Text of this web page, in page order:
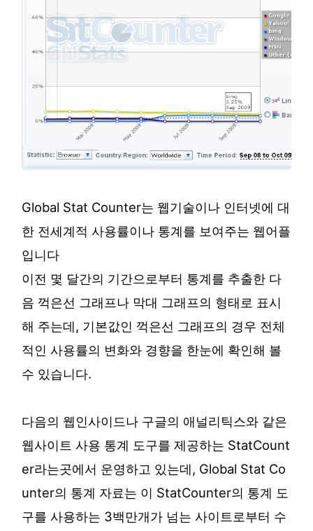
Global Stat Counter는 웹기술이나 인터넷에 대
한 전세계적 사용률이나 통계를 보여주는 웹어플
입니다
이전 몇 달간의 기간으로부터 통계를 추출한 다
음 꺽은선 그래프나 막대 그래프의 형태로 표시
해 주는데, 기본값인 꺽은선 그래프의 경우 전체
적인 사용률의 변화와 경향을 한눈에 확인해 볼
수 있습니다.
다음의 웹인사이드나 구글의 애널리틱스와 같은
웹사이트 사용 통계 도구를 제공하는 StatCount
er라는곳에서 운영하고 있는데, Global Stat Co
unter의 통계 자료는 이 StatCounter의 통계 도
구를 사용하는 3백만개가 넘는 사이트로부터 수